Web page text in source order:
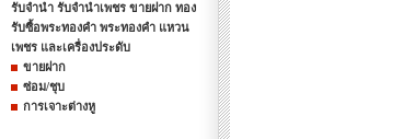
รับจำนำ รับจำนำเพชร ขายฝาก ทอง
รับซื้อพระทองคำ พระทองคำ แหวน
เพชร และเครื่องประดับ
ขายฝาก
ซ่อม/ชุบ
การเจาะต่างหู